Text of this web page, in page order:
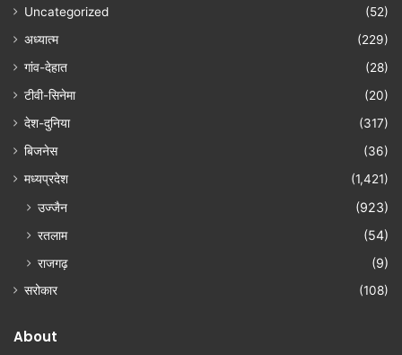
Uncategorized
(52)
अध्यात्म
(229)
गांव-देहात
(28)
टीवी-सिनेमा
(20)
देश-दुनिया
(317)
बिजनेस
(36)
मध्यप्रदेश
(1,421)
उज्जैन
(923)
रतलाम
(54)
राजगढ़
(9)
सरोकार (108)
About